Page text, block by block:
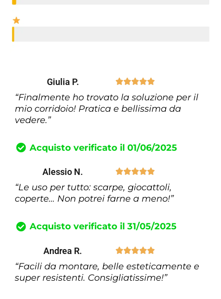
Giulia P. 
“Finalmente ho trovato la soluzione per il
mio corridoio! Pratica e bellissima da
vedere.”
Acquisto verificato il 01/06/2025
Alessio N. 
“Le uso per tutto: scarpe, giocattoli,
coperte… Non potrei farne a meno!”
Acquisto verificato il 31/05/2025
Andrea R. 
“Facili da montare, belle esteticamente e
super resistenti. Consigliatissime!”